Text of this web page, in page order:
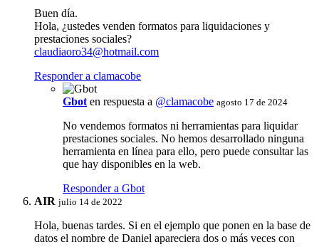
Buen día.
Hola, ¿ustedes venden formatos para liquidaciones y
prestaciones sociales?
claudiaoro34@hotmail.com
Responder a clamacobe
Gbot en respuesta a @clamacobe agosto 17 de 2024
No vendemos formatos ni herramientas para liquidar
prestaciones sociales. No hemos desarrollado ninguna
herramienta en línea para ello, pero puede consultar las
que hay disponibles en la web.
Responder a Gbot
AIR julio 14 de 2022
Hola, buenas tardes. Si en el ejemplo que ponen en la base de
datos el nombre de Daniel apareciera dos o más veces con